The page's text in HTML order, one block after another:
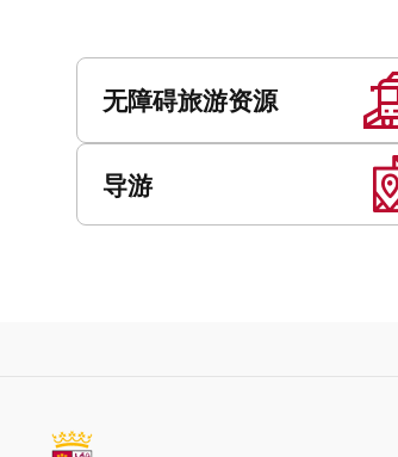
无障碍旅游资源
导游